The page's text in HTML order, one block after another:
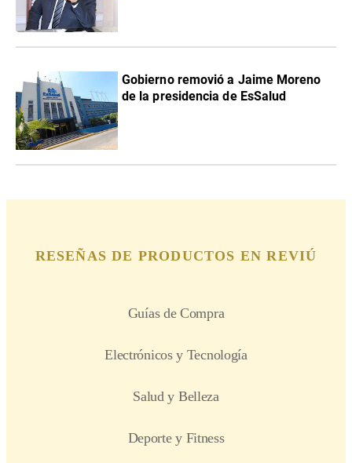
Gobierno removió a Jaime Moreno
de la presidencia de EsSalud